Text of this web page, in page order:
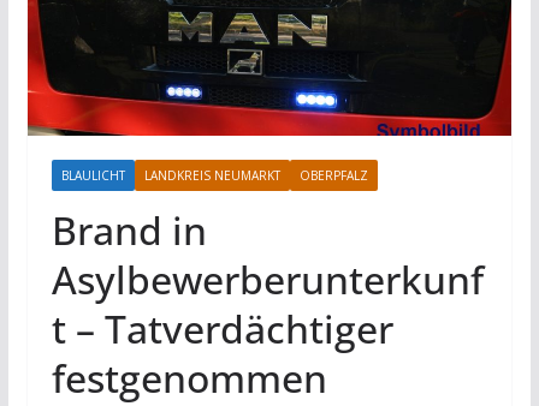
BLAULICHT LANDKREIS NEUMARKT OBERPFALZ
Brand in
Asylbewerberunterkunf
t – Tatverdächtiger
festgenommen